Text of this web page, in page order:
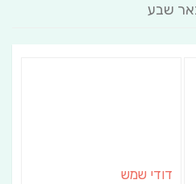
דודי שמש